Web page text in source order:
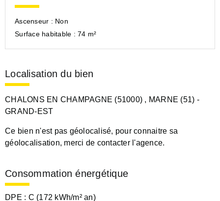
Ascenseur : Non
Surface habitable : 74 m²
Localisation du bien
CHALONS EN CHAMPAGNE (51000) , MARNE (51) -
GRAND-EST
Ce bien n'est pas géolocalisé, pour connaitre sa
géolocalisation, merci de contacter l'agence.
Consommation énergétique
DPE : C (172 kWh/m² an)